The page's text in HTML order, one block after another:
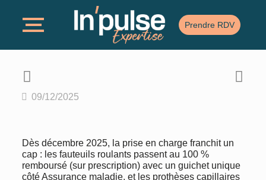
Prendre RDV
09/12/2025
Dès décembre 2025, la prise en charge franchit un
cap : les fauteuils roulants passent au 100 %
remboursé (sur prescription) avec un guichet unique
côté Assurance maladie, et les prothèses capillaires